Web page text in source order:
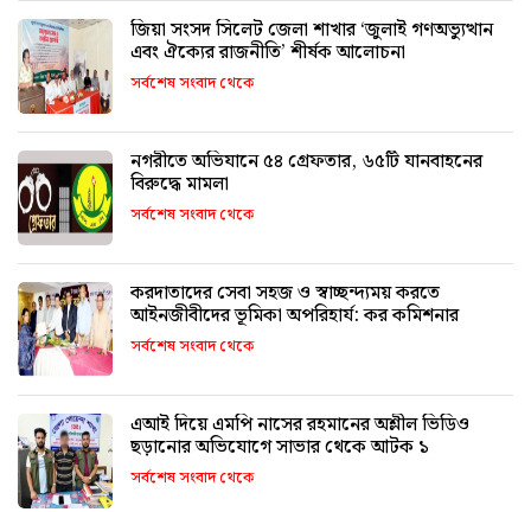
জিয়া সংসদ সিলেট জেলা শাখার ‘জুলাই গণঅভ্যুত্থান
এবং ঐক্যের রাজনীতি’ শীর্ষক আলোচনা
সর্বশেষ সংবাদ থেকে
নগরীতে অভিযানে ৫৪ গ্রেফতার, ৬৫টি যানবাহনের
বিরুদ্ধে মামলা
সর্বশেষ সংবাদ থেকে
করদাতাদের সেবা সহজ ও স্বাচ্ছন্দ্যময় করতে
আইনজীবীদের ভূমিকা অপরিহার্য: কর কমিশনার
সর্বশেষ সংবাদ থেকে
এআই দিয়ে এমপি নাসের রহমানের অশ্লীল ভিডিও
ছড়ানোর অভিযোগে সাভার থেকে আটক ১
সর্বশেষ সংবাদ থেকে